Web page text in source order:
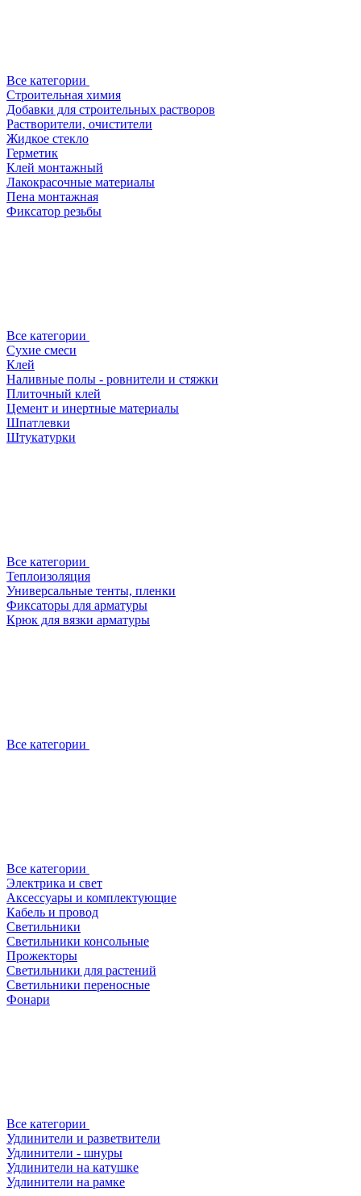
Все категории
Строительная химия
Добавки для строительных растворов
Растворители, очистители
Жидкое стекло
Герметик
Клей монтажный
Лакокрасочные материалы
Пена монтажная
Фиксатор резьбы
Все категории
Сухие смеси
Клей
Наливные полы - ровнители и стяжки
Плиточный клей
Цемент и инертные материалы
Шпатлевки
Штукатурки
Все категории
Теплоизоляция
Универсальные тенты, пленки
Фиксаторы для арматуры
Крюк для вязки арматуры
Все категории
Все категории
Электрика и свет
Аксессуары и комплектующие
Кабель и провод
Светильники
Светильники консольные
Прожекторы
Светильники для растений
Светильники переносные
Фонари
Все категории
Удлинители и разветвители
Удлинители - шнуры
Удлинители на катушке
Удлинители на рамке